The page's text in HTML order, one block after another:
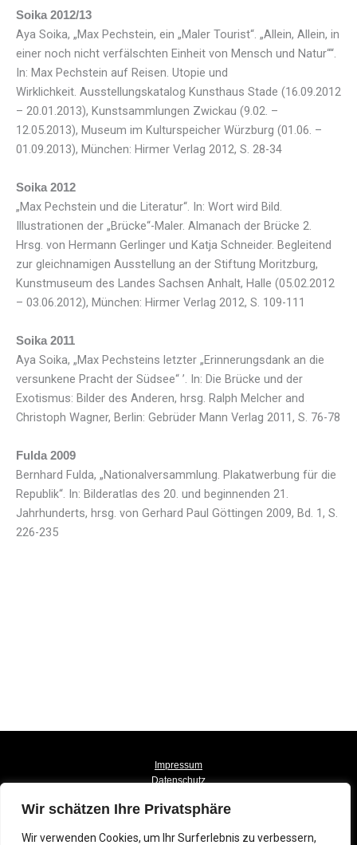
Wir schätzen Ihre Privatsphäre
Wir verwenden Cookies, um Ihr Surferlebnis zu verbessern,
Soika 2012/13
Aya Soika, „Max Pechstein, ein „Maler Tourist“. „Allein, Allein, in
einer noch nicht verfälschten Einheit von Mensch und Natur““.
In: Max Pechstein auf Reisen. Utopie und
Wirklichkeit. Ausstellungskatalog Kunsthaus Stade (16.09.2012
– 20.01.2013), Kunstsammlungen Zwickau (9.02. –
12.05.2013), Museum im Kulturspeicher Würzburg (01.06. –
01.09.2013), München: Hirmer Verlag 2012, S. 28-34
Soika 2012
„Max Pechstein und die Literatur“. In: Wort wird Bild.
Illustrationen der „Brücke“-Maler. Almanach der Brücke 2.
Hrsg. von Hermann Gerlinger und Katja Schneider. Begleitend
zur gleichnamigen Ausstellung an der Stiftung Moritzburg,
Kunstmuseum des Landes Sachsen Anhalt, Halle (05.02.2012
– 03.06.2012), München: Hirmer Verlag 2012, S. 109-111
Soika 2011
Aya Soika, „Max Pechsteins letzter „Erinnerungsdank an die
versunkene Pracht der Südsee“ ’. In: Die Brücke und der
Exotismus: Bilder des Anderen, hrsg. Ralph Melcher and
Christoph Wagner, Berlin: Gebrüder Mann Verlag 2011, S. 76-78
Fulda 2009
Bernhard Fulda, „Nationalversammlung. Plakatwerbung für die
Republik“. In: Bilderatlas des 20. und beginnenden 21.
Jahrhunderts, hrsg. von Gerhard Paul Göttingen 2009, Bd. 1, S.
226-235
Impressum
Datenschutz
F
c
X
t
Y
u